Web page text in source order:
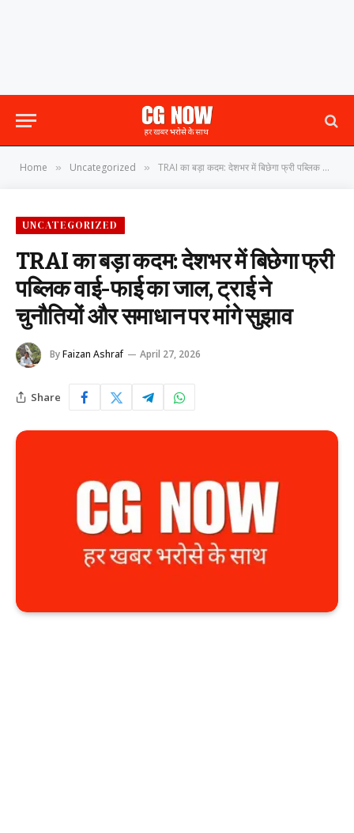
Home » Uncategorized » TRAI का बड़ा कदम: देशभर में बिछेगा फ्री पब्लिक वाई-फाई का जाल, ट्राई ने चुनौतियों और समाधान पर मांगे सुझाव
UNCATEGORIZED
TRAI का बड़ा कदम: देशभर में बिछेगा फ्री
पब्लिक वाई-फाई का जाल, ट्राई ने
चुनौतियों और समाधान पर मांगे सुझाव
ByFaizan Ashraf April 27, 2026
Share